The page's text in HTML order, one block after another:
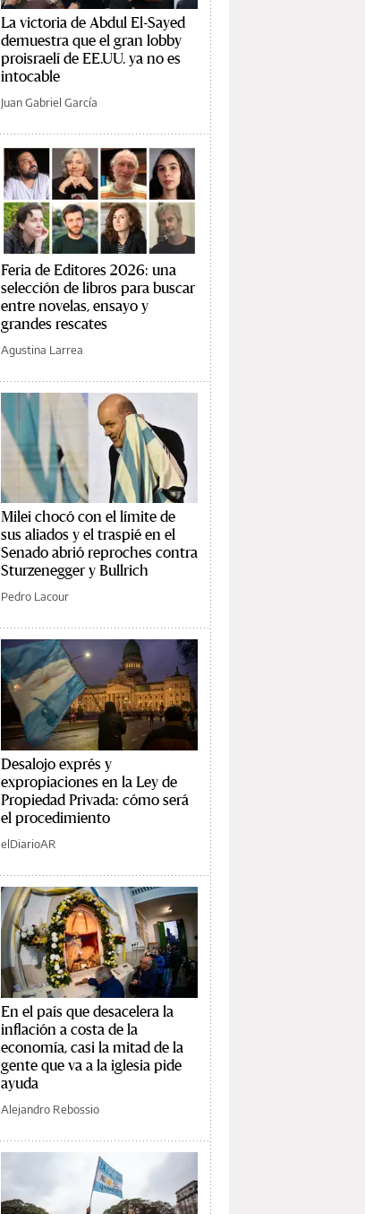
La victoria de Abdul El-Sayed
demuestra que el gran lobby
proisraelí de EE.UU. ya no es
intocable
Juan Gabriel García
Feria de Editores 2026: una
selección de libros para buscar
entre novelas, ensayo y
grandes rescates
Agustina Larrea
Milei chocó con el límite de
sus aliados y el traspié en el
Senado abrió reproches contra
Sturzenegger y Bullrich
Pedro Lacour
Desalojo exprés y
expropiaciones en la Ley de
Propiedad Privada: cómo será
el procedimiento
elDiarioAR
En el país que desacelera la
inflación a costa de la
economía, casi la mitad de la
gente que va a la iglesia pide
ayuda
Alejandro Rebossio